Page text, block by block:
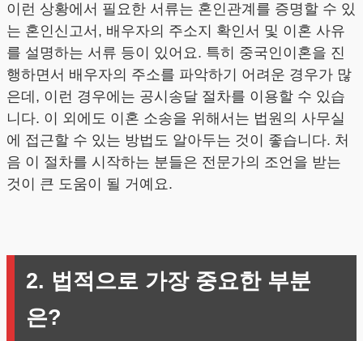
이런 상황에서 필요한 서류는 혼인관계를 증명할 수 있
는 혼인신고서, 배우자의 주소지 확인서 및 이혼 사유
를 설명하는 서류 등이 있어요. 특히 중국인이혼을 진
행하면서 배우자의 주소를 파악하기 어려운 경우가 많
은데, 이런 경우에는 공시송달 절차를 이용할 수 있습
니다. 이 외에도 이혼 소송을 위해서는 법원의 사무실
에 접근할 수 있는 방법도 알아두는 것이 좋습니다. 처
음 이 절차를 시작하는 분들은 전문가의 조언을 받는
것이 큰 도움이 될 거예요.
2. 법적으로 가장 중요한 부분
은?